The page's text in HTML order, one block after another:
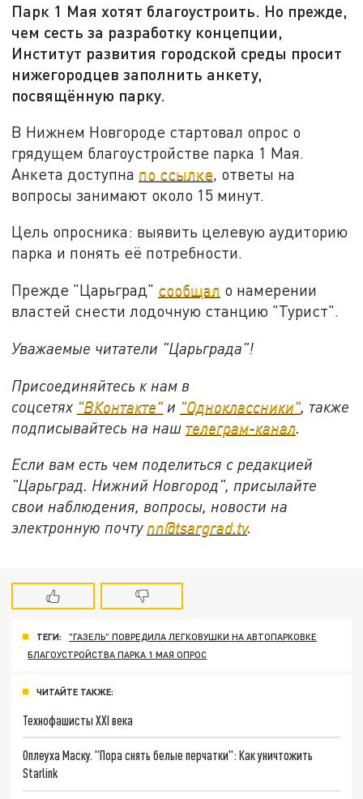
Парк 1 Мая хотят благоустроить. Но прежде,
чем сесть за разработку концепции,
Институт развития городской среды просит
нижегородцев заполнить анкету,
посвящённую парку.
В Нижнем Новгороде стартовал опрос о
грядущем благоустройстве парка 1 Мая.
Анкета доступна по ссылке, ответы на
вопросы занимают около 15 минут.
Цель опросника: выявить целевую аудиторию
парка и понять её потребности.
Прежде "Царьград" сообщал о намерении
властей снести лодочную станцию "Турист".
Уважаемые читатели "Царьграда"!
Присоединяйтесь к нам в
соцсетях "ВКонтакте" и "Одноклассники" также
подписывайтесь на наш телеграм-канал
Если вам есть чем поделиться с редакцией
"Царьград. Нижний Новгород", присылайте
свои наблюдения, вопросы, новости на
электронную почту nn@tsargrad.tv.
ТЕГИ:
"ГАЗЕЛЬ" ПОВРЕДИЛА ЛЕГКОВУШКИ НА АВТОПАРКОВКЕ
БЛАГОУСТРОЙСТВА ПАРКА 1 МАЯ ОПРОС
ЧИТАЙТЕ ТАКЖЕ:
Технофашисты XXI века
Оплеуха Маску. "Пора снять белые перчатки": Как уничтожить
Starlink